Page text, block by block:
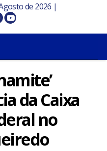
de 2026 |
da Caixa
no